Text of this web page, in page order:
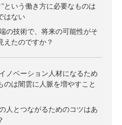
という働き方に必要なものは
はない
技術で、将来の可能性がそ
えたのですか？
ノベーション人材になるため
のは闇雲に人脈を増やすこと
とつながるためのコツはあ